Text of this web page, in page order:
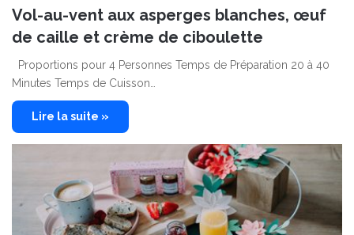
Vol-au-vent aux asperges blanches, œuf
de caille et crème de ciboulette
Proportions pour 4 Personnes Temps de Préparation 20 à 40
Minutes Temps de Cuisson…
Lire la suite »